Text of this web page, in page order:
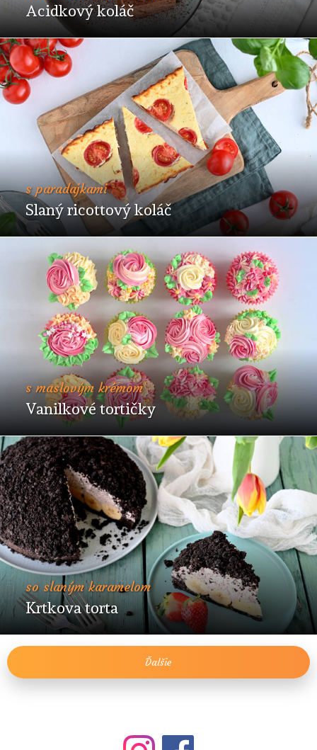
Acidkový koláč
s paradajkami
Slaný ricottový koláč
s maslovým krémom
Vanilkové tortičky
so slaným karamelom
Krtkova torta
Ďalšie